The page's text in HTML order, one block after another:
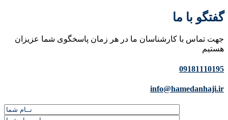
گفتگو با ما
جهت تماس با کارشناسان ما در هر زمان پاسخگوی شما عزیزان
هستیم
09181110195
info@hamedanhaji.ir